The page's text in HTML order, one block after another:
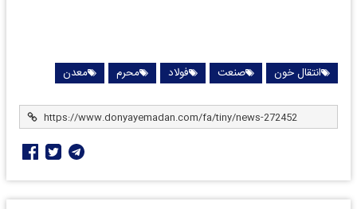
انتقال خون صنعت فولاد محرم معدن